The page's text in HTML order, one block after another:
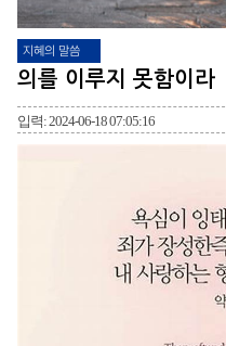
지혜의 말씀
의를 이루지 못함이라
입력: 2024-06-18 07:05:16